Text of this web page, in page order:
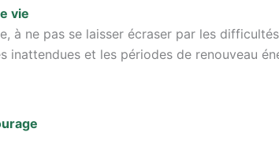
vie
à ne pas se laisser écraser par les
inattendues et les périodes de renouveau